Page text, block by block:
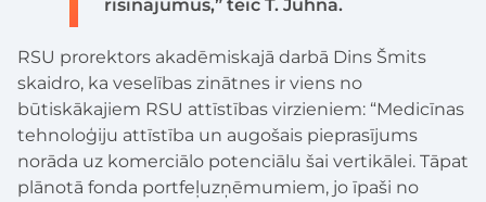
risinājumus,” teic T. Juhna.
RSU prorektors akadēmiskajā darbā Dins Šmits
skaidro, ka veselības zinātnes ir viens no
būtiskākajiem RSU attīstības virzieniem: “Medicīnas
tehnoloģiju attīstība un augošais pieprasījums
norāda uz komerciālo potenciālu šai vertikālei. Tāpat
plānotā fonda portfeļuzņēmumiem, jo īpaši no